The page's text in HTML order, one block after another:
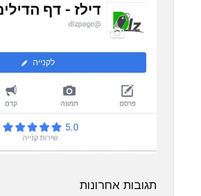
תגובות אחרונות